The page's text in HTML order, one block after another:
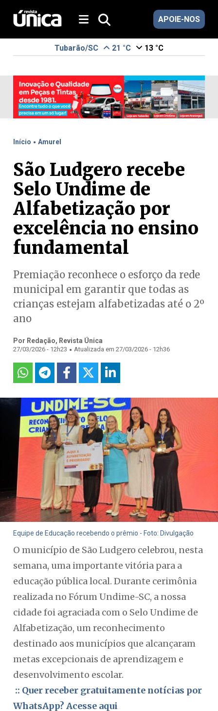
APOIE-NOS
Tubarão/SC 21 °C 13 °C
Início . Amurel
São Ludgero recebe
Selo Undime de
Alfabetização por
excelência no ensino
fundamental
Premiação reconhece o esforço da rede
municipal em garantir que todas as
crianças estejam alfabetizadas até o 2º
ano
Por Redação, Revista Única
27/03/2026 - 12h23 . Atualizada em 27/03/2026 - 12h36
Equipe de Educação recebendo o prêmio - Foto: Divulgação
O município de São Ludgero celebrou, nesta
semana, uma importante vitória para a
educação pública local. Durante cerimônia
realizada no Fórum Undime-SC, a nossa
cidade foi agraciada com o Selo Undime de
Alfabetização, um reconhecimento
destinado aos municípios que alcançaram
metas excepcionais de aprendizagem e
desenvolvimento escolar.
:: Quer receber gratuitamente notícias por
WhatsApp? Acesse aqui